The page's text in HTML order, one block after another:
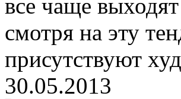
все чаще
смотря на эту
присутствуют
30.05.2013